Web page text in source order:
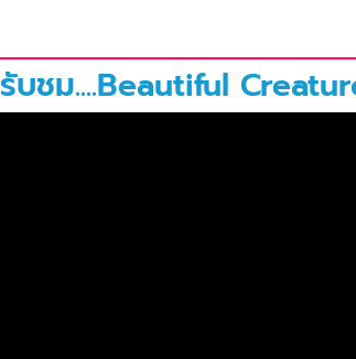
รับชม....Beautiful